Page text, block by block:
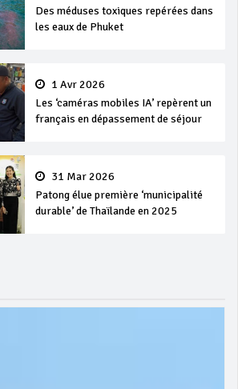
Des méduses toxiques repérées dans
les eaux de Phuket
1 Avr 2026
Les ‘caméras mobiles IA’ repèrent un
français en dépassement de séjour
31 Mar 2026
Patong élue première ‘municipalité
durable’ de Thaïlande en 2025